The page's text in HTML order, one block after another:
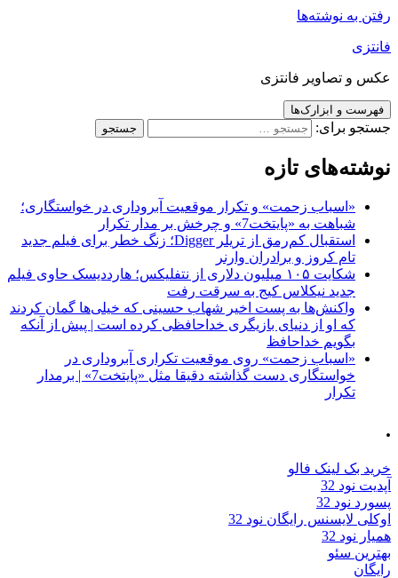
رفتن به نوشته‌ها
فانتزی
عکس و تصاویر فانتزی
فهرست و ابزارک‌ها
جستجو برای:
نوشته‌های تازه
«اسباب زحمت» و تکرار موقعیت آبروداری در خواستگاری؛
شباهت به «پایتخت7» و چرخش بر مدار تکرار
استقبال کم‌رمق از تریلر Digger؛ زنگ خطر برای فیلم جدید
تام کروز و برادران وارنر
شکایت ۱۰۵ میلیون دلاری از نتفلیکس؛ هارددیسک حاوی فیلم
جدید نیکلاس کیج به سرقت رفت
واکنش‌ها به پست اخیر شهاب حسینی که خیلی‌ها گمان کردند
که او از دنیای بازیگری خداحافظی کرده است | پیش از آنکه
بگویم خداحافظ
«اسباب زحمت» روی موقعیت تکراری آبروداری در
خواستگاری دست گذاشته دقیقا مثل «پایتخت7» | برمدار
تکرار
.
خرید بک لینک فالو
آپدیت نود 32
پسورد نود 32
اوکلی لایسنس رایگان نود 32
همیار نود 32
بهترین سئو
رایگان